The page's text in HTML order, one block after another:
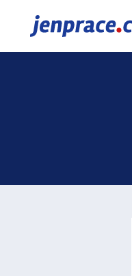
JenPráce.cz